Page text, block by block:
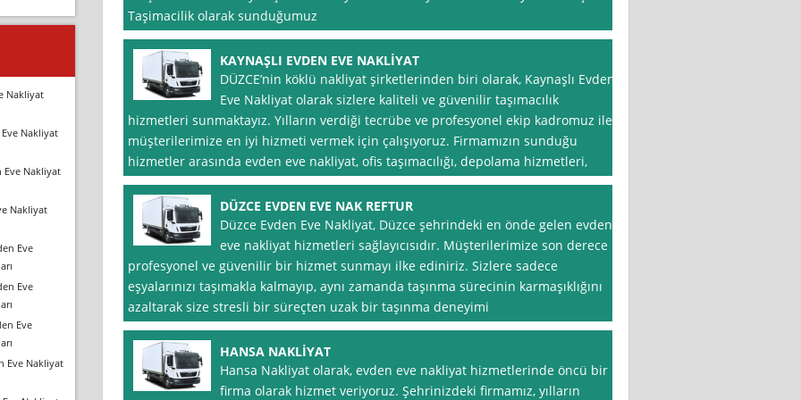
Taşimacilik olarak sunduğumuz
KAYNAŞLI EVDEN EVE NAKLİYAT
DÜZCE’nin köklü nakliyat şirketlerinden biri olarak, Kaynaşlı Evden
Eve Nakliyat olarak sizlere kaliteli ve güvenilir taşımacılık
hizmetleri sunmaktayız. Yılların verdiği tecrübe ve profesyonel ekip kadromuz ile
müşterilerimize en iyi hizmeti vermek için çalışıyoruz. Firmamızın sunduğu
hizmetler arasında evden eve nakliyat, ofis taşımacılığı, depolama hizmetleri,
DÜZCE EVDEN EVE NAK REFTUR
Düzce Evden Eve Nakliyat, Düzce şehrindeki en önde gelen evden
eve nakliyat hizmetleri sağlayıcısıdır. Müşterilerimize son derece
profesyonel ve güvenilir bir hizmet sunmayı ilke ediniriz. Sizlere sadece
eşyalarınızı taşımakla kalmayıp, aynı zamanda taşınma sürecinin karmaşıklığını
azaltarak size stresli bir süreçten uzak bir taşınma deneyimi
HANSA NAKLİYAT
Hansa Nakliyat olarak, evden eve nakliyat hizmetlerinde öncü bir
firma olarak hizmet veriyoruz. Şehrinizdeki firmamız, yılların
Nakliyat
Nakliyat
Eve Nakliyat
Nakliyat
Eve
Eve
Eve
Eve Nakliyat